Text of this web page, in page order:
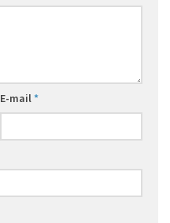
E-mail*